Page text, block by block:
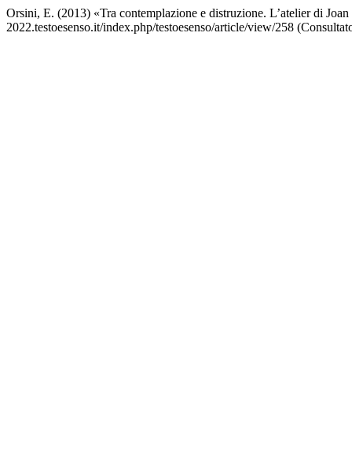
Orsini, E. (2013) «Tra contemplazione e distruzione. L’atelier di
2022.testoesenso.it/index.php/testoesenso/article/view/258